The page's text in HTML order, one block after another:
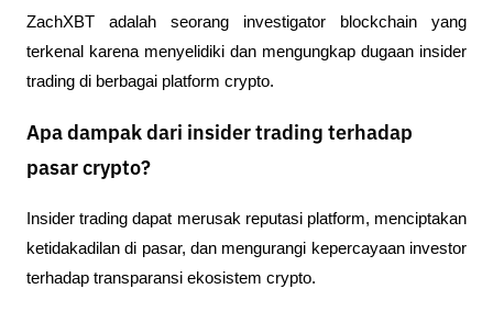
ZachXBT adalah seorang investigator blockchain yang
terkenal karena menyelidiki dan mengungkap dugaan insider
trading di berbagai platform crypto.
Apa dampak dari insider trading terhadap
pasar crypto?
Insider trading dapat merusak reputasi platform, menciptakan
ketidakadilan di pasar, dan mengurangi kepercayaan investor
terhadap transparansi ekosistem crypto.